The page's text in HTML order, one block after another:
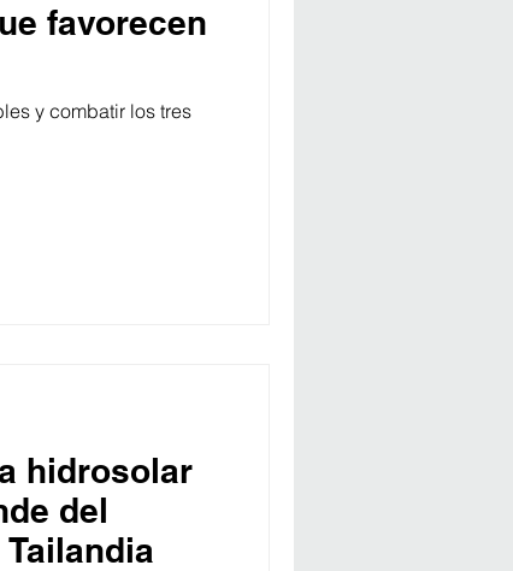
favorecen
y combatir los tres
hidrosolar
del